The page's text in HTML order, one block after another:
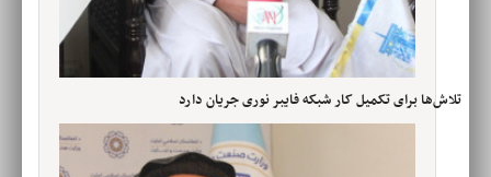
تلاش‌ها برای تکمیل کار شبکه فایبر نوری جریان دارد